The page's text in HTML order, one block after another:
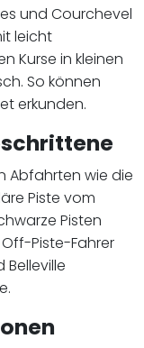
und Courchevel
leicht
Kurse in kleinen
So können
erkunden.
Abfahrten wie die
Piste vom
Pisten
Piste-Fahrer